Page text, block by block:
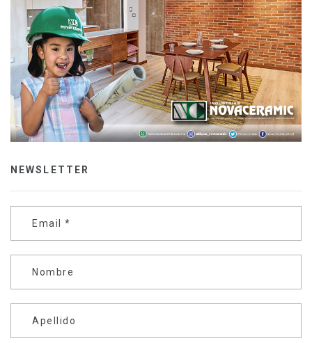
NEWSLETTER
Email *
Nombre
Apellido